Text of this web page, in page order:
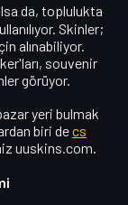
da, toplulukta
Skinler;
alınabiliyor.
souvenir
görüyor.
yeri bulmak
biri decs
uuskins.com.